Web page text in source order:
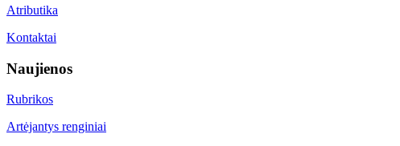
Atributika
Kontaktai
Naujienos
Rubrikos
Artėjantys renginiai